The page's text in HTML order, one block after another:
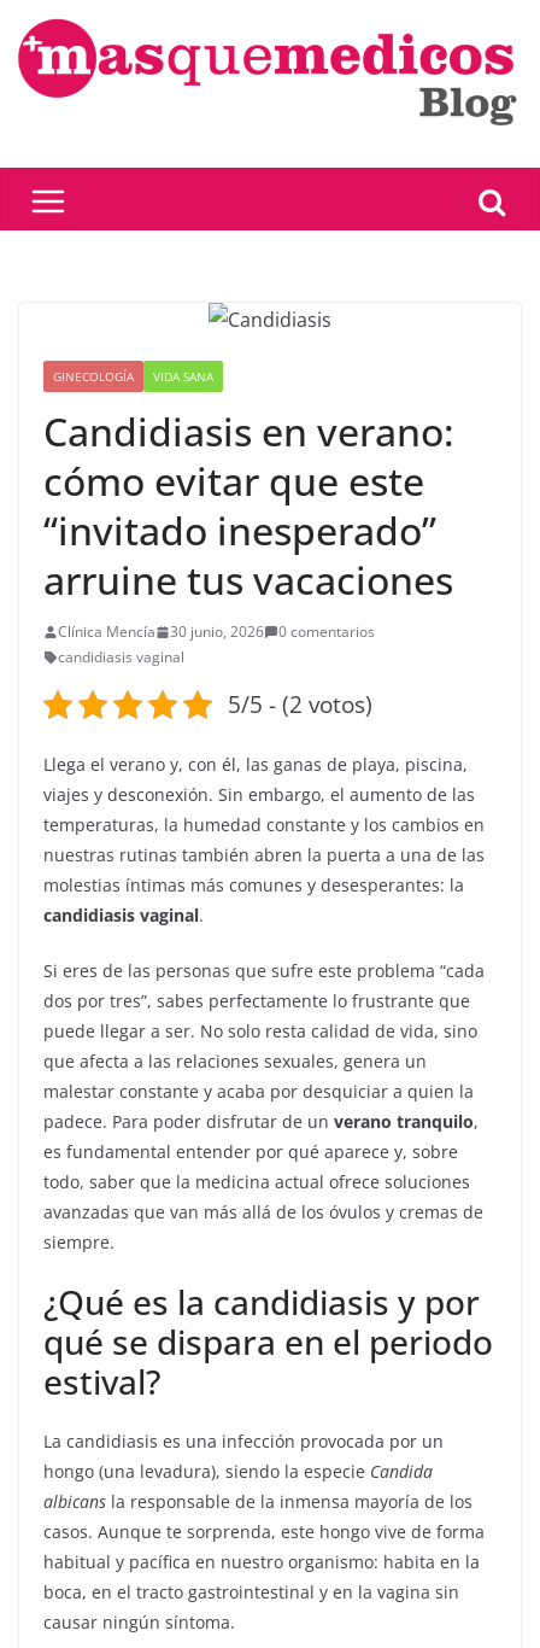
Saltar
contenido
GINECOLOGÍA VIDA SANA
Candidiasis en verano:
cómo evitar que este
“invitado inesperado”
arruine tus vacaciones
Clínica Mencía 30 junio, 2026
0 comentarios
candidiasis vaginal
5/5 - (2 votos)
Llega el verano y, con él, las ganas de playa, piscina,
viajes y desconexión. Sin embargo, el aumento de las
temperaturas, la humedad constante y los cambios en
nuestras rutinas también abren la puerta a una de las
molestias íntimas más comunes y desesperantes: la
candidiasis vaginal.
Si eres de las personas que sufre este problema “cada
dos por tres”, sabes perfectamente lo frustrante que
puede llegar a ser. No solo resta calidad de vida, sino
que afecta a las relaciones sexuales, genera un
malestar constante y acaba por desquiciar a quien la
padece. Para poder disfrutar de un verano tranquilo,
es fundamental entender por qué aparece y, sobre
todo, saber que la medicina actual ofrece soluciones
avanzadas que van más allá de los óvulos y cremas de
siempre.
¿Qué es la candidiasis y por
qué se dispara en el periodo
estival?
La candidiasis es una infección provocada por un
hongo (una levadura), siendo la especie Candida
albicans la responsable de la inmensa mayoría de los
casos. Aunque te sorprenda, este hongo vive de forma
habitual y pacífica en nuestro organismo: habita en la
boca, en el tracto gastrointestinal y en la vagina sin
causar ningún síntoma.